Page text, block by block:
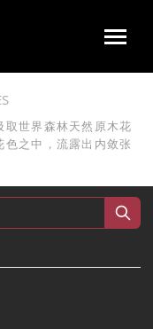
世界森林天然原木花
之中，流露出内敛张